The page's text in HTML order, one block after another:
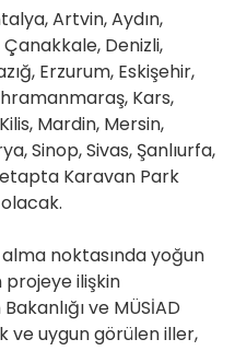
Artvin, Aydın,
Çanakkale, Denizli,
Erzurum, Eskişehir,
Kars,
Mardin, Mersin,
Sinop, Sivas, Şanlıurfa,
Karavan Park
noktasında yoğun
projeye ilişkin
ve MÜSİAD
ve uygun görülen iller,